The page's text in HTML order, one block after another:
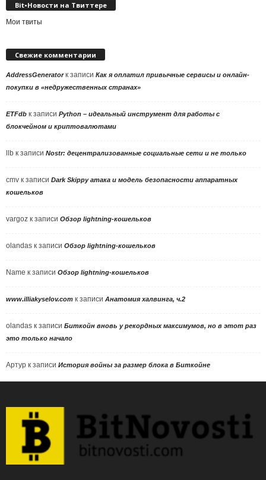
Bit•Новости на Твиттере
Мои твиты
Свежие комментарии
AddressGeneratorк записи Как я оплатил привычные сервисы и онлайн-
покупки в «недружественных странах»
ETFdb к записи Python – идеальный инструмент для работы с
блокчейном и криптовалютами
llb к записи Nostr: децентрализованные социальные сети и не только
cmv к записи Dark Skippy атака и модель безопасности аппаратных
кошельков
vargoz к записи Обзор lightning-кошельков
olandas к записи Обзор lightning-кошельков
Name к записи Обзор lightning-кошельков
www.illiakyselov.com к записи Анатомия халвинга, ч.2
olandas к записи Биткойн вновь у рекордных максимумов, но в этот раз
это только начало
Артур к записи История войны за размер блока в Биткойне